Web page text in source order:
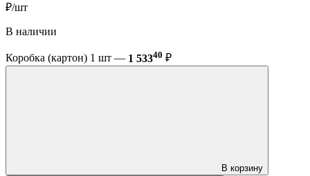
₽/шт
В наличии
Коробка (картон) 1 шт — 1 53340 ₽
В корзину